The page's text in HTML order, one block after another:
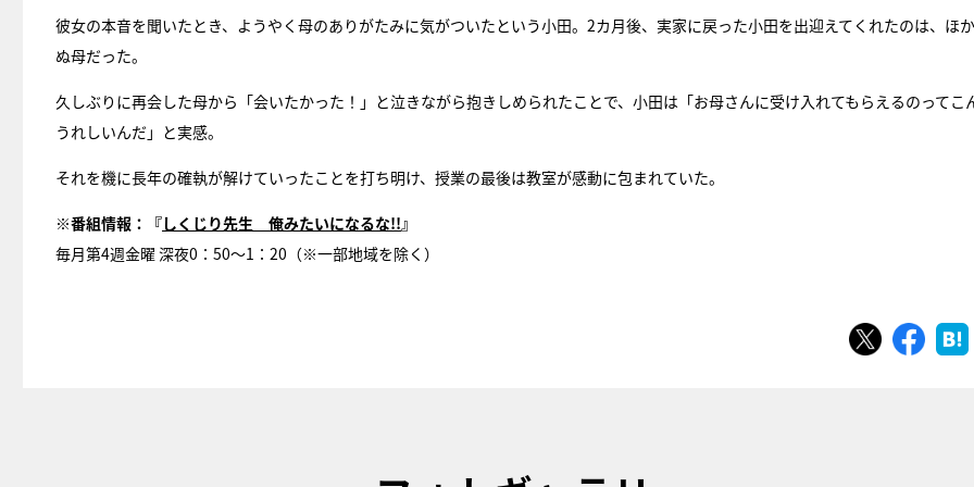
彼女の本音を聞いたとき、ようやく母のありがたみに気がついたという小田。2カ月後、実家に戻った小田を出迎えてくれたのは、ほ
ぬ母だった。
久しぶりに再会した母から「会いたかった！」と泣きながら抱きしめられたことで、小田は「お母さんに受け入れてもらえるのってこ
うれしいんだ」と実感。
それを機に長年の確執が解けていったことを打ち明け、授業の最後は教室が感動に包まれていた。
※番組情報：『しくじり先生 俺みたいになるな!! 』
毎月第4週金曜 深夜0：50～1：20（※一部地域を除く）
ツイートシェア